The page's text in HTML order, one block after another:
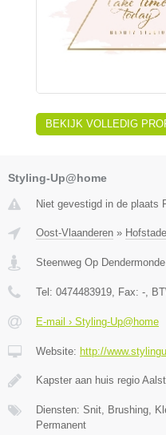
BEKIJK VOLLEDIG
Styling-Up@home
Niet gevestigd in de plaats
Oost-Vlaanderen » Hofstade
Steenweg Op
Tel: 0474483919 , Fax: - ,
E-mail › Styling-Up@home
Website: http://
Kapster aan huis regio Aalst
Diensten: Snit, Brushing,
Permanent